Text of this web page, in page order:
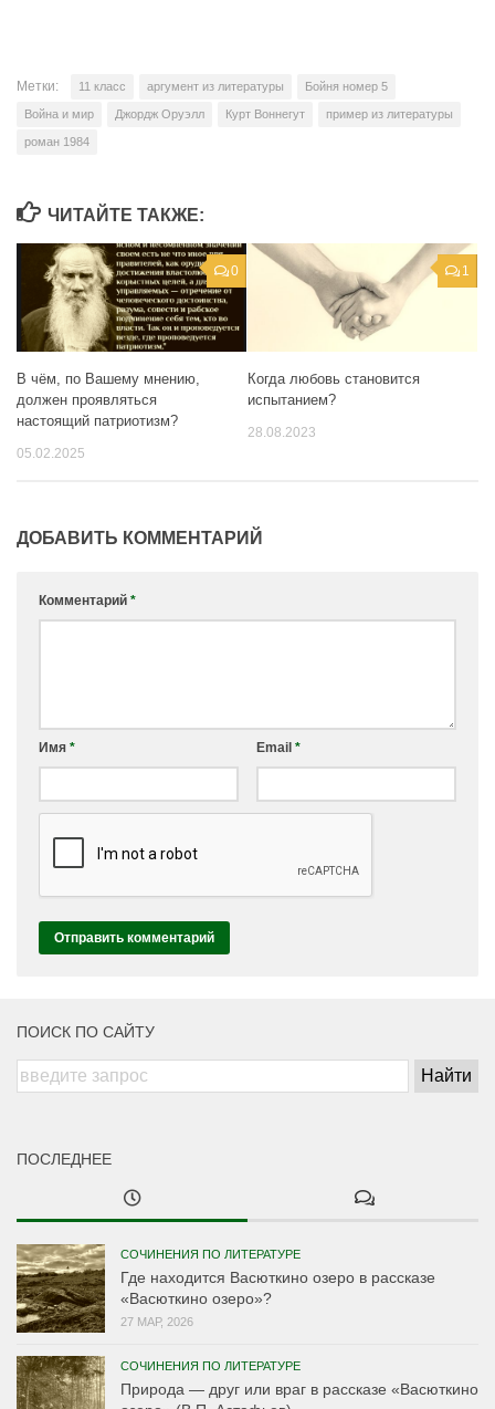
Метки: 11 класс аргумент из литературы Бойня номер 5
Война и мир Джордж Оруэлл Курт Воннегут пример из литературы
роман 1984
ЧИТАЙТЕ ТАКЖЕ:
0
В чём, по Вашему мнению,
должен проявляться
настоящий патриотизм?
05.02.2025
1
Когда любовь становится
испытанием?
28.08.2023
ДОБАВИТЬ КОММЕНТАРИЙ
Комментарий *
Имя * Email *
ПОИСК ПО САЙТУ
ПОСЛЕДНЕЕ
СОЧИНЕНИЯ ПО ЛИТЕРАТУРЕ
Где находится Васюткино озеро в рассказе
«Васюткино озеро»?
27 МАР, 2026
СОЧИНЕНИЯ ПО ЛИТЕРАТУРЕ
Природа — друг или враг в рассказе «Васюткино